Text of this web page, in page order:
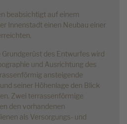
beabsichtigt auf einem
Innenstadt einen Neubau einer
des Entwurfes wird
und Ausrichtung des
ansteigende
seiner Höhenlage den Blick
Zwei terrassenförmige
den vorhandenen
als Versorgungs- und